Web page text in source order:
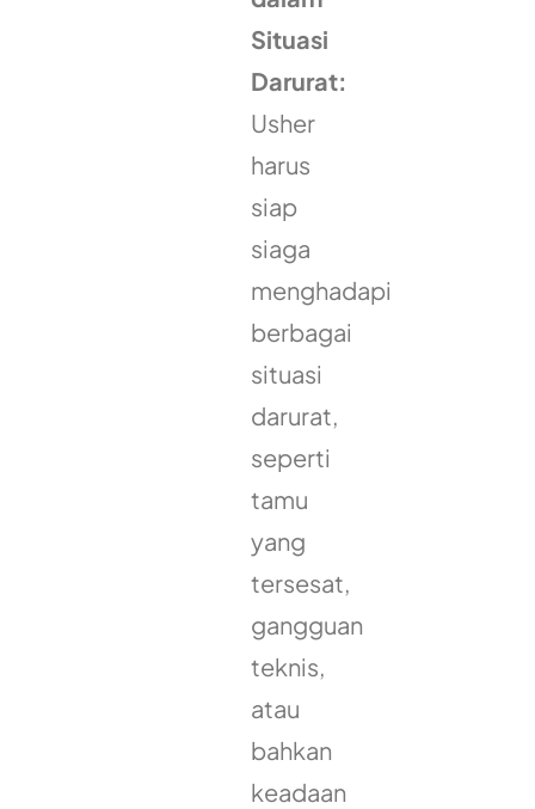
Situasi
Darurat:
Usher
harus
siap
siaga
menghadapi
berbagai
situasi
darurat,
seperti
tamu
yang
tersesat,
gangguan
teknis,
atau
bahkan
keadaan